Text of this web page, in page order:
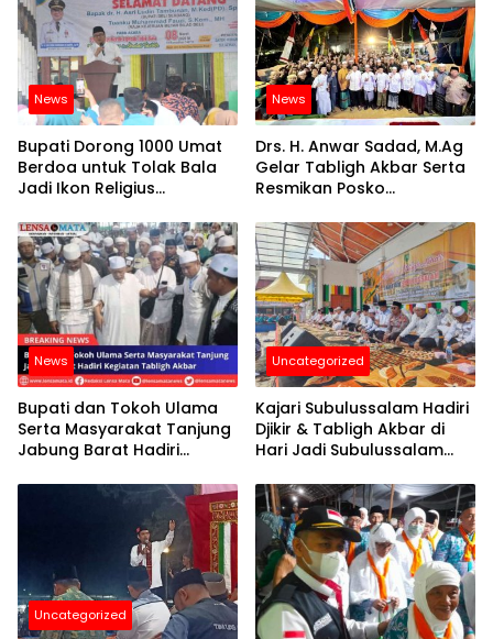
News
Bupati Dorong 1000 Umat
Berdoa untuk Tolak Bala
Jadi Ikon Religius
News
Drs. H. Anwar Sadad, M.Ag
Gelar Tabligh Akbar Serta
Resmikan Posko
News
Bupati dan Tokoh Ulama
Serta Masyarakat Tanjung
Jabung Barat Hadiri
Uncategorized
Kajari Subulussalam Hadiri
Djikir & Tabligh Akbar di
Hari Jadi Subulussalam
Uncategorized